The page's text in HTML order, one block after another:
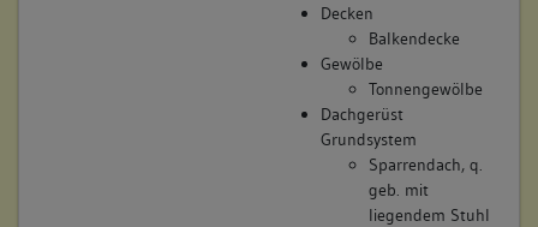
Decken
Balkendecke
Gewölbe
Tonnengewölbe
Dachgerüst
Grundsystem
Sparrendach, q.
geb. mit
liegendem Stuhl